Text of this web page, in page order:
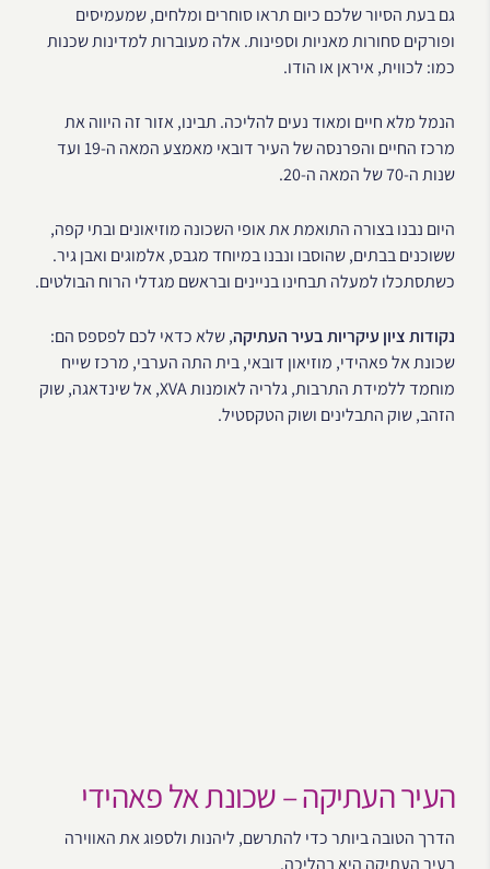
גם בעת הסיור שלכם כיום תראו סוחרים ומלחים, שמעמיסים
ופורקים סחורות מאניות וספינות. אלה מעוברות למדינות שכנות
כמו: לכווית, איראן או הודו.
הנמל מלא חיים ומאוד נעים להליכה. תבינו, אזור זה היווה את
מרכז החיים והפרנסה של העיר דובאי מאמצע המאה ה-19 ועד
שנות ה-70 של המאה ה-20.
היום נבנו בצורה התואמת את אופי השכונה מוזיאונים ובתי קפה,
ששוכנים בבתים, שהוסבו ונבנו במיוחד מגבס, אלמוגים ואבן גיר.
כשתסתכלו למעלה תבחינו בניינים ובראשם מגדלי הרוח הבולטים.
נקודות ציון עיקריות בעיר העתיקה, שלא כדאי לכם לפספס הם:
שכונת אל פאהידי, מוזיאון דובאי, בית התה הערבי, מרכז שייח
מוחמד ללמידת התרבות, גלריה לאומנות XVA, אל שינדאגה, שוק
הזהב, שוק התבלינים ושוק הטקסטיל.
העיר העתיקה – שכונת אל פאהידי
הדרך הטובה ביותר כדי להתרשם, ליהנות ולספוג את האווירה
בעיר העתיקה היא בהליכה.